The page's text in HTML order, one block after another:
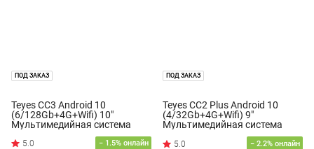
ПОД ЗАКАЗ
Teyes CC3 Android 10
(6/128Gb+4G+Wifi) 10"
Мультимедийная система
− 1.5% онлайн
ПОД ЗАКАЗ
Teyes CC2 Plus Android 10
(4/32Gb+4G+Wifi) 9"
Мультимедийная система
− 2.2% онлайн